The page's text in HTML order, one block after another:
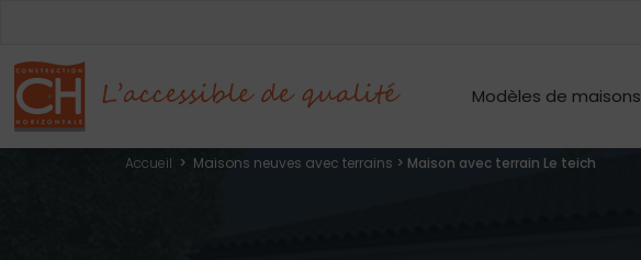
Modèles de maisons
Accueil > Maisons neuves avec terrains > Maison avec terrain Le teich